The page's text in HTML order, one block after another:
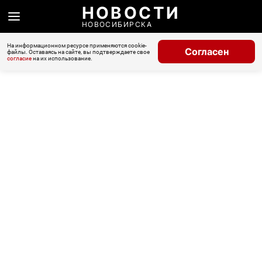
НОВОСТИ
НОВОСИБИРСКА
На информационном ресурсе применяются cookie-
файлы. Оставаясь на сайте, вы подтверждаете свое
согласиена их использование.
Согласен